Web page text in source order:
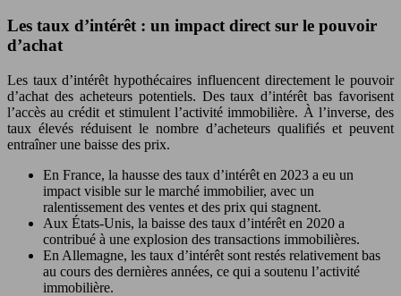
Les taux d’intérêt : un impact direct sur le pouvoir
d’achat
Les taux d’intérêt hypothécaires influencent directement le pouvoir
d’achat des acheteurs potentiels. Des taux d’intérêt bas favorisent
l’accès au crédit et stimulent l’activité immobilière. À l’inverse, des
taux élevés réduisent le nombre d’acheteurs qualifiés et peuvent
entraîner une baisse des prix.
En France, la hausse des taux d’intérêt en 2023 a eu un
impact visible sur le marché immobilier, avec un
ralentissement des ventes et des prix qui stagnent.
Aux États-Unis, la baisse des taux d’intérêt en 2020 a
contribué à une explosion des transactions immobilières.
En Allemagne, les taux d’intérêt sont restés relativement bas
au cours des dernières années, ce qui a soutenu l’activité
immobilière.